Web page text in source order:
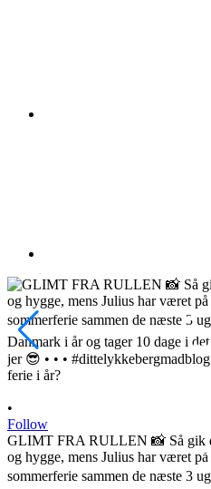
•
Follow
GLIMT FRA RULLEN 📸 Så gik
og hygge, mens Julius har været
sommerferie sammen de næste 3